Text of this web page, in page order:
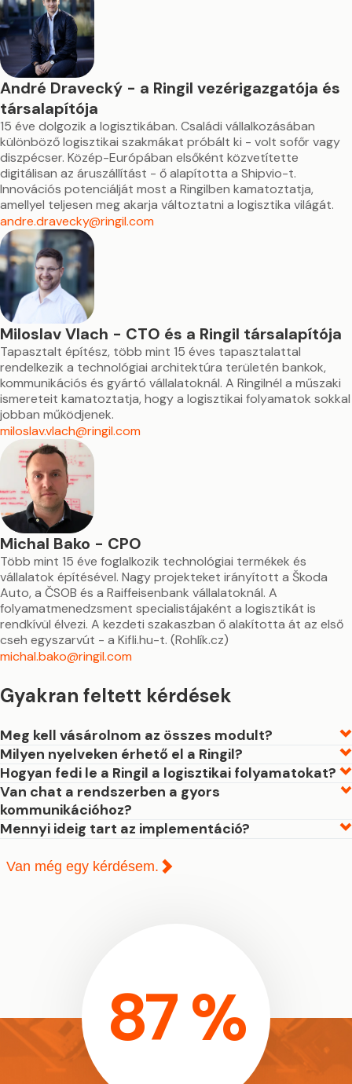
André Dravecký - a Ringil vezérigazgatója és
társalapítója
15 éve dolgozik a logisztikában. Családi vállalkozásában
különböző logisztikai szakmákat próbált ki - volt sofőr vagy
diszpécser. Közép-Európában elsőként közvetítette
digitálisan az áruszállítást - ő alapította a Shipvio-t.
Innovációs potenciálját most a Ringilben kamatoztatja,
amellyel teljesen meg akarja változtatni a logisztika világát.
andre.dravecky@ringil.com
Miloslav Vlach - CTO és a Ringil társalapítója
Tapasztalt építész, több mint 15 éves tapasztalattal
rendelkezik a technológiai architektúra területén bankok,
kommunikációs és gyártó vállalatoknál. A Ringilnél a műszaki
ismereteit kamatoztatja, hogy a logisztikai folyamatok sokkal
jobban működjenek.
miloslav.vlach@ringil.com
Michal Bako - CPO
Több mint 15 éve foglalkozik technológiai termékek és
vállalatok építésével. Nagy projekteket irányított a Škoda
Auto, a ČSOB és a Raiffeisenbank vállalatoknál. A
folyamatmenedzsment specialistájaként a logisztikát is
rendkívül élvezi. A kezdeti szakaszban ő alakította át az első
cseh egyszarvút - a Kifli.hu-t. (Rohlík.cz)
michal.bako@ringil.com
Gyakran feltett kérdések
Meg kell vásárolnom az összes modult?
Milyen nyelveken érhető el a Ringil?
Hogyan fedi le a Ringil a logisztikai folyamatokat?
Van chat a rendszerben a gyors
kommunikációhoz?
Mennyi ideig tart az implementáció?
Van még egy kérdésem.
87 %